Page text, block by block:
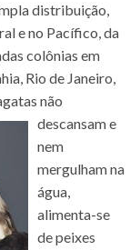
distribuição,
e no Pacífico, da
colônias em
Rio de Janeiro,
não
descansam e
nem
mergulham na
água,
alimenta-se
de peixes